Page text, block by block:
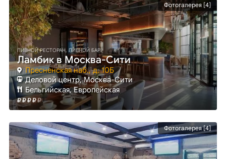
Фотогалерея [4]
ПИВНОЙ РЕСТОРАН, ПИВНОЙ БАР
Ламбик в Москва-Сити
Пресненская наб., д. 10Б
Деловой центр, Москва-Сити
Бельгийская, Европейская
Фотогалерея [4]